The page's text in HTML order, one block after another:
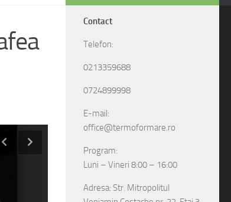
Contact
Telefon:
0213359688
0724899998
E-mail:
office@termoformare.ro
Program:
Luni – Vineri 8:00 – 16:00
Adresa: Str. Mitropolitul